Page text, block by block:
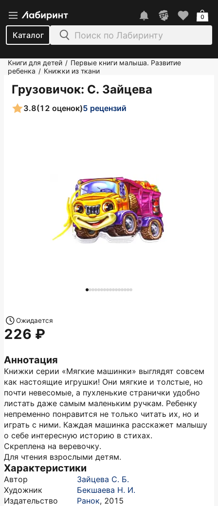
Каталог
0
Книги для детей / Первые книги малыша. Развитие
ребенка / Книжки из ткани
Грузовичок: С. Зайцева
3.8(12 оценок)5 рецензий
Аннотация
Книжки серии «Мягкие машинки» выглядят совсем
как настоящие игрушки! Они мягкие и толстые, но
почти невесомые, а пухленькие странички удобно
листать даже самым маленьким ручкам. Ребенку
непременно понравится не только читать их, но и
играть с ними. Каждая машинка расскажет малышу
о себе интересную историю в стихах.
Скреплена на веревочку.
Для чтения взрослыми детям.
Характеристики
Автор
Зайцева С. Б.
Художник
Бекшаева Н. И.
Издательство
Ранок, 2015
Ожидается
226